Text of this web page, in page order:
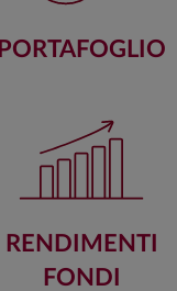
PORTAFOGLIO
RENDIMENTI
FONDI